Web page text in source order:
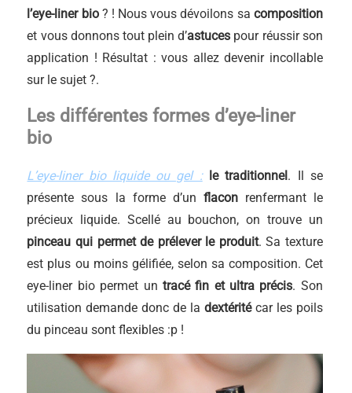
l’eye-liner bio? ! Nous vous dévoilons sa composition
et vous donnons tout plein d’astuces pour réussir son
application ! Résultat : vous allez devenir incollable
sur le sujet ?.
Les différentes formes d’eye-liner
bio
L’eye-liner bio liquide ou gel : le traditionnel. Il se
présente sous la forme d’un flaconrenfermant le
précieux liquide. Scellé au bouchon, on trouve un
pinceau qui permet de prélever le produit. Sa texture
est plus ou moins gélifiée, selon sa composition. Cet
eye-liner bio permet un tracé fin et ultra précis. Son
utilisation demande donc de ladextéritécar les poils
du pinceau sont flexibles :p !